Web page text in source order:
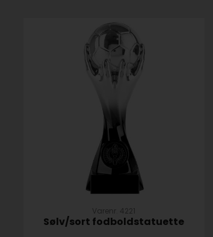
Varenr. 4221
Sølv/sort fodboldstatuette